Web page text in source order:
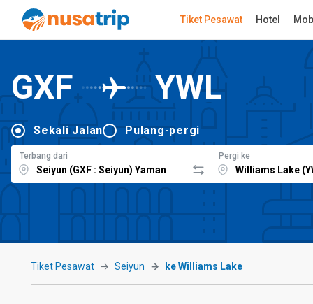
Tiket Pesawat Hotel
GXF YWL
Sekali Jalan Pulang-pergi
Terbang dari Pergi ke
Tiket Pesawat Seiyun ke Williams Lake